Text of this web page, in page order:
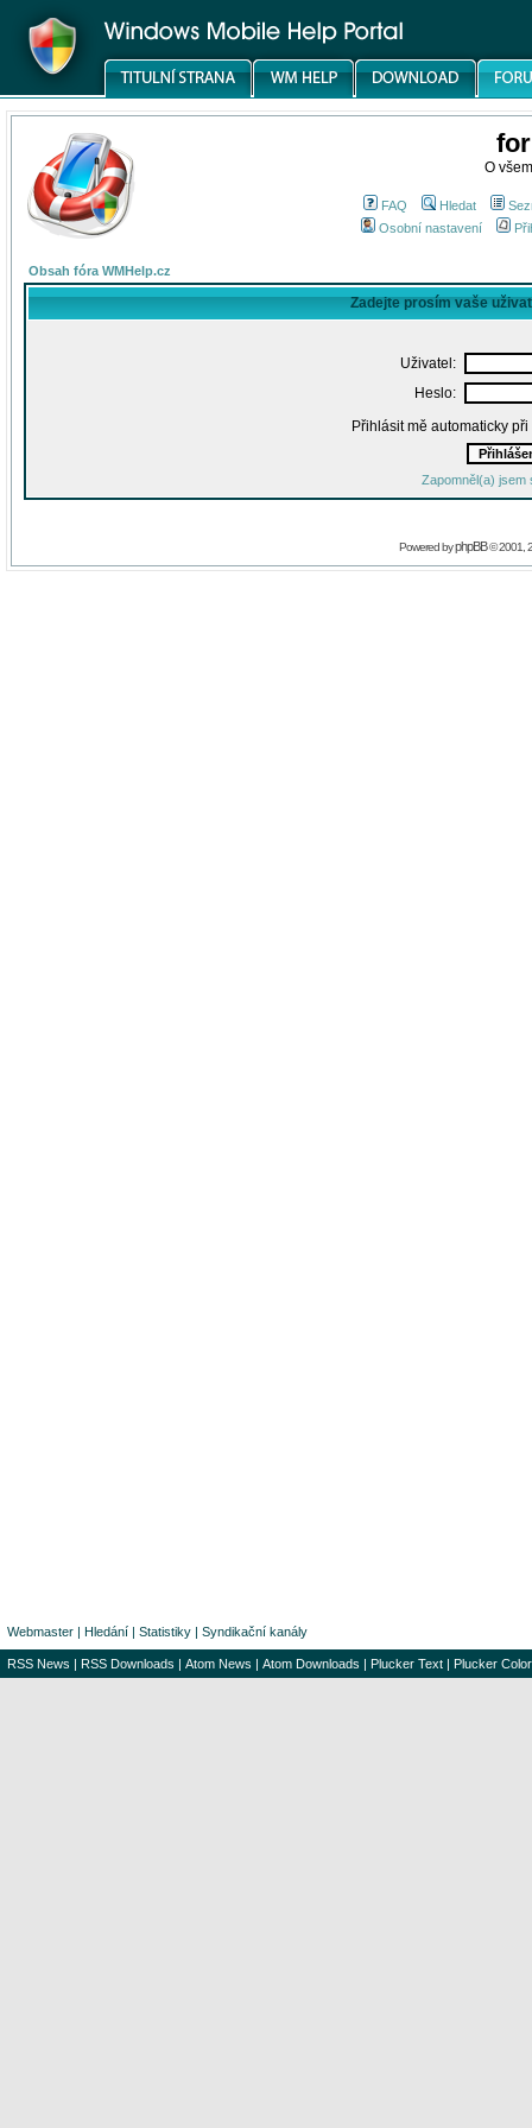
O
FAQ Hledat
Osobní nastavení
Obsah fóra WMHelp.cz
Zadejte prosím vaše
Uživatel:
Heslo:
Přihlásit mě automaticky
Zapomněl(a) jsem
Powered byphpBB© 2001,
Webmaster | Hledání | Statistiky | Syndikační kanály
RSS News | RSS Downloads | Atom News | Atom Downloads | Plucker Text | Plucker Color